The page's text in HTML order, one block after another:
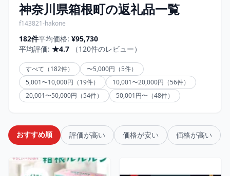
神奈川県箱根町の返礼品一覧
f143821-hakone
182件平均価格: ¥95,730
平均評価: ★4.7 （120件のレビュー）
すべて（182件）
〜5,000円（5件）
5,001〜10,000円（19件）
10,001〜20,000円（56件）
20,001〜50,000円（54件）
50,001円〜（48件）
おすすめ順 評価が高い 価格が安い 価格が高い